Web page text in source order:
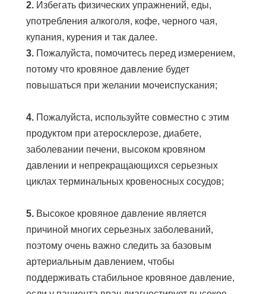
2. Избегать физических упражнений, еды,
употребления алкоголя, кофе, черного чая,
купания, курения и так далее.
3. Пожалуйста, помочитесь перед измерением,
потому что кровяное давление будет
повышаться при желании мочеиспускания;
4. Пожалуйста, используйте совместно с этим
продуктом при атеросклерозе, диабете,
заболевании печени, высоком кровяном
давлении и непрекращающихся серьезных
циклах терминальных кровеносных сосудов;
5. Высокое кровяное давление является
причиной многих серьезных заболеваний,
поэтому очень важно следить за базовым
артериальным давлением, чтобы
поддерживать стабильное кровяное давление,